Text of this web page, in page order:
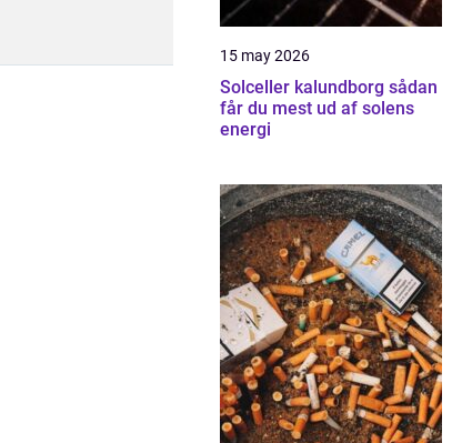
15 may 2026
Solceller kalundborg sådan
får du mest ud af solens
energi